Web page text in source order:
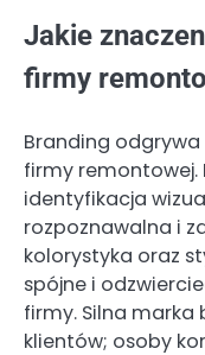
Jakie
firmy
Branding odgrywa
firmy remontowej.
identyfikacja
rozpoznawalna i
kolorystyka oraz
spójne i
firmy. Silna marka
klientów; osoby